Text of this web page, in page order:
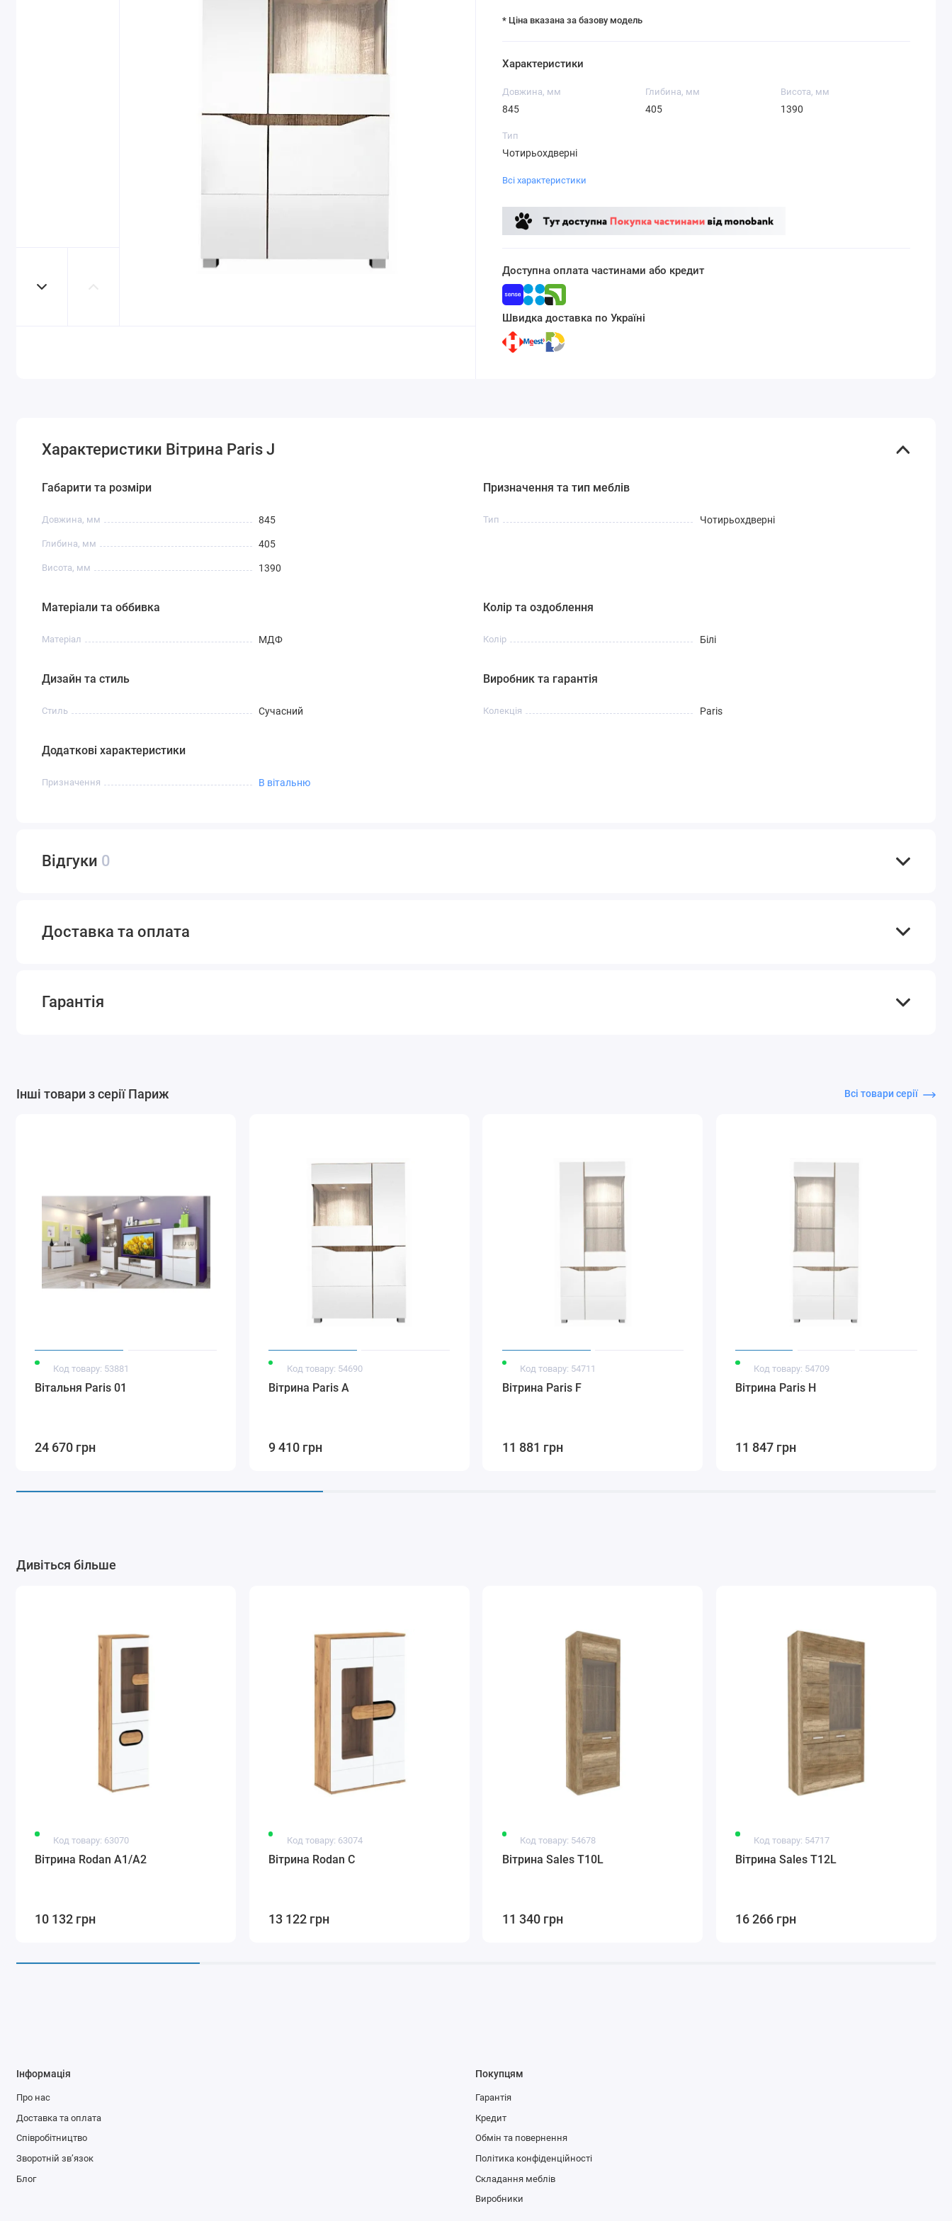
* Ціна вказана за базову модель
Характеристики
Довжина, мм
845
Глибина, мм
405
Висота, мм
1390
Тип
Чотирьохдверні
Всі характеристики
Доступна оплата частинами або кредит
Швидка доставка по Україні
Характеристики Вітрина Paris J
Габарити та розміри
Довжина, мм 845
Глибина, мм 405
Висота, мм 1390
Призначення та тип меблів
Тип Чотирьохдверні
Матеріали та оббивка
Матеріал МДФ
Колір та оздоблення
Колір Білі
Дизайн та стиль
Стиль Сучасний
Виробник та гарантія
Колекція Paris
Додаткові характеристики
Призначення В вітальню
Відгуки 0
Доставка та оплата
Гарантія
Інші товари з серії Париж Всі товари серії
Код товару: 53881
Вітальня Paris 01
24 670 грн
Код товару: 54690
Вітрина Paris A
9 410 грн
Код товару: 54711
Вітрина Paris F
11 881 грн
Код товару: 54709
Вітрина Paris H
11 847 грн
Дивіться більше
Код товару: 63070
Вітрина Rodan A1/A2
10 132 грн
Код товару: 63074
Вітрина Rodan C
13 122 грн
Код товару: 54678
Вітрина Sales T10L
11 340 грн
Код товару: 54717
Вітрина Sales T12L
16 266 грн
Інформація
Про нас
Доставка та оплата
Співробітництво
Зворотній зв’язок
Блог
Покупцям
Гарантія
Кредит
Обмін та повернення
Політика конфіденційності
Складання меблів
Виробники